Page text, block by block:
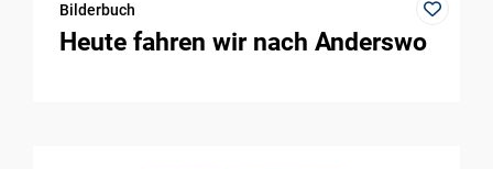
Bilderbuch
Heute fahren wir nach Anderswo